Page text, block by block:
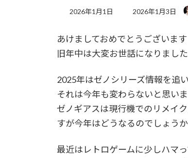
2026年1月1日
最
新
日
時
2026年1月3日
あけましておめでとうございます
旧年中は大変お世話になりました
2025年はゼノシリーズ情報を追
それは今年も変わらないと思い
ゼノギアスは現行機でのリメイ
すが今年はどうなるのでしょう
最近はレトロゲームに少しハマ